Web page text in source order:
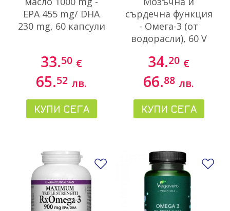
EPA 455 mg/ DHA
230 mg, 60 капсули
33.50 €
65.52 лв.
КУПИ СЕГА
сърдечна функция
- Омега-3 (от
водорасли), 60 V
34.20 €
66.88 лв.
КУПИ СЕГА
Добави в любими